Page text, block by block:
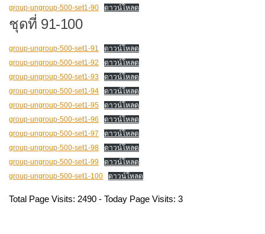
group-ungroup-500-set1-90
ดาวน์โหลด
ชุดที่ 91-100
group-ungroup-500-set1-91
ดาวน์โหลด
group-ungroup-500-set1-92
ดาวน์โหลด
group-ungroup-500-set1-93
ดาวน์โหลด
group-ungroup-500-set1-94
ดาวน์โหลด
group-ungroup-500-set1-95
ดาวน์โหลด
group-ungroup-500-set1-96
ดาวน์โหลด
group-ungroup-500-set1-97
ดาวน์โหลด
group-ungroup-500-set1-98
ดาวน์โหลด
group-ungroup-500-set1-99
ดาวน์โหลด
group-ungroup-500-set1-100
ดาวน์โหลด
Total Page Visits: 2490 - Today Page Visits: 3